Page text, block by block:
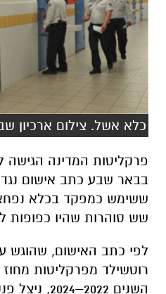
כלא אשל. צילום ארכיון
פרקליטות המדינה
ששימש כמפקד בכלא
שש סוהרות שהיו כפופות
לפי כתב האישום, שהוגש
רוטשילד מפרקליטות מחוז
השנים